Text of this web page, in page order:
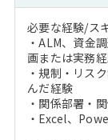
必要な経験/ス
・ALM、資金
画または実務
・規制・リス
んだ経験
・関係部署・
・Excel、